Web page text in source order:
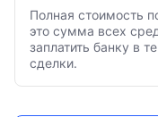
Полная стоимость
это сумма всех
заплатить банку в
сделки.